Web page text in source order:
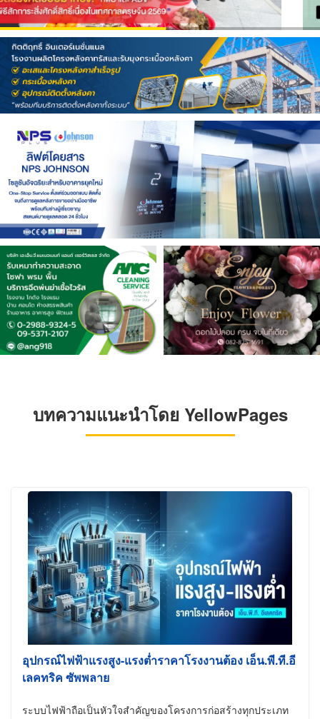
บทความแนะนำโดย YellowPages
อุปกรณ์ไฟฟ้าแรงสูง-แรงต่ำราคาโรงงานต้อง เอ็น.พี.ที.อี
เลคทริค ซัพพลาย
ระบบไฟฟ้าถือเป็นหัวใจสำคัญของโครงการก่อสร้างทุกประเภท